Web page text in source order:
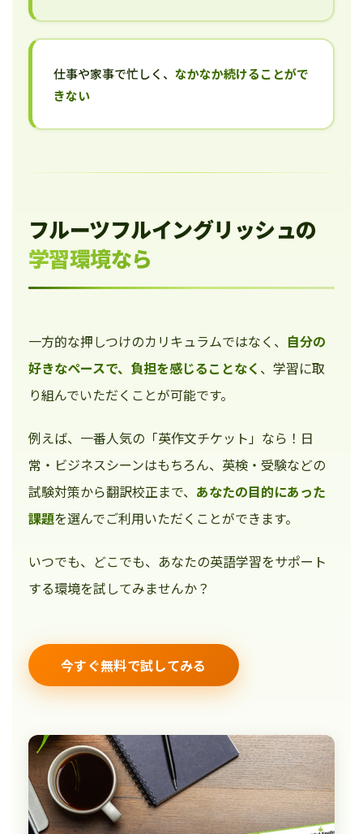
仕事や家事で忙しく、 なかなか続けることがで
きない
フルーツフルイングリッシュの
学習環境なら
一方的な押しつけのカリキュラムではなく、 自分の
好きなペースで、負担を感じることなく 、学習に取
り組んでいただくことが可能です。
例えば、一番人気の「英作文チケット」なら！日
常・ビジネスシーンはもちろん、英検・受験などの
試験対策から翻訳校正まで、 あなたの目的にあった
課題を選んでご利用いただくことができます。
いつでも、どこでも、あなたの英語学習をサポート
する環境を試してみませんか？
今すぐ無料で試してみる